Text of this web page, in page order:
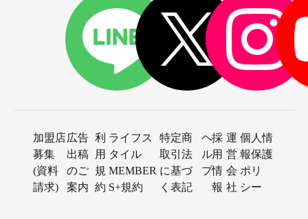
加盟店
募集
(資料
請求)
広告
出稿
のご
案内
利
用
規
約
ライフス
タイル
MEMBER
S+規約
特定商
取引法
に基づ
く表記
ヘ
ル
プ
採
用
情
報
運
営
会
社
個人情
報保護
ポリ
シー